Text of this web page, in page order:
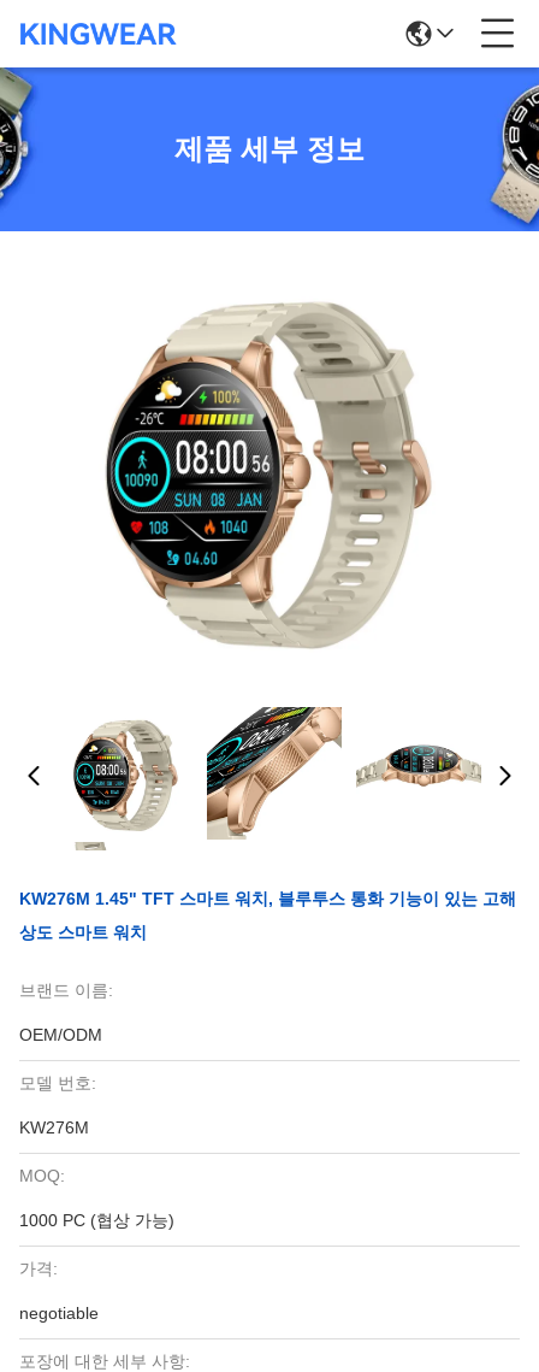
제품 세부 정보
KW276M 1.45" TFT 스마트 워치, 블루투스 통화 기능이 있는 고해
상도 스마트 워치
브랜드 이름:
OEM/ODM
모델 번호:
KW276M
MOQ:
1000 PC (협상 가능)
가격:
negotiable
포장에 대한 세부 사항: